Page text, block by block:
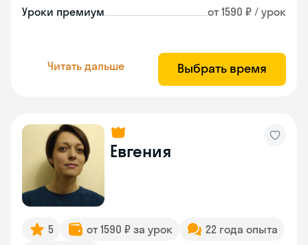
Уроки премиум от 1590 ₽ / урок
Читать дальше Выбрать время
Евгения
5 от 1590 ₽ за урок
22 года опыта